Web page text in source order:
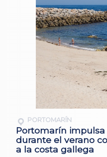
PORTOMARÍN
Portomarín impulsa
durante el verano
a la costa gallega